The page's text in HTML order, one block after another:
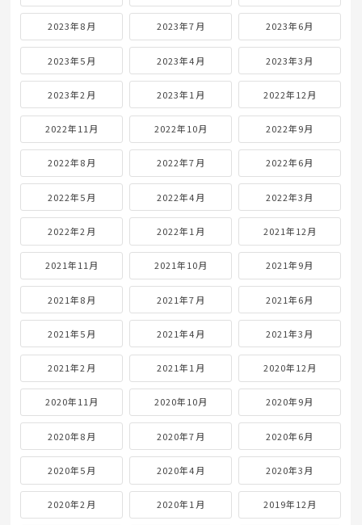
2023年8月 2023年7月 2023年6月
2023年5月 2023年4月 2023年3月
2023年2月 2023年1月 2022年12月
2022年11月 2022年10月 2022年9月
2022年8月 2022年7月 2022年6月
2022年5月 2022年4月 2022年3月
2022年2月 2022年1月 2021年12月
2021年11月 2021年10月 2021年9月
2021年8月 2021年7月 2021年6月
2021年5月 2021年4月 2021年3月
2021年2月 2021年1月 2020年12月
2020年11月 2020年10月 2020年9月
2020年8月 2020年7月 2020年6月
2020年5月 2020年4月 2020年3月
2020年2月 2020年1月 2019年12月